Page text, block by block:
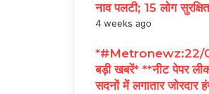
नाव पलटी; 15 लोग
4 weeks ago
*#Metronewz:22/
बड़ी खबरें* **नीट पेपर लीक
सदनों में लगातार जोरदार